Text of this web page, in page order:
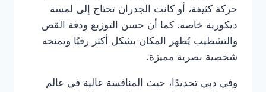
حركة كثيفة، أو كانت الجدران تحتاج إلى لمسة
ديكورية خاصة. كما أن حسن التوزيع ودقة القص
والتشطيب يُظهر المكان بشكل أكثر رقيًا ويمنحه
شخصية بصرية مميزة.
وفي دبي تحديدًا، حيث المنافسة عالية في عالم